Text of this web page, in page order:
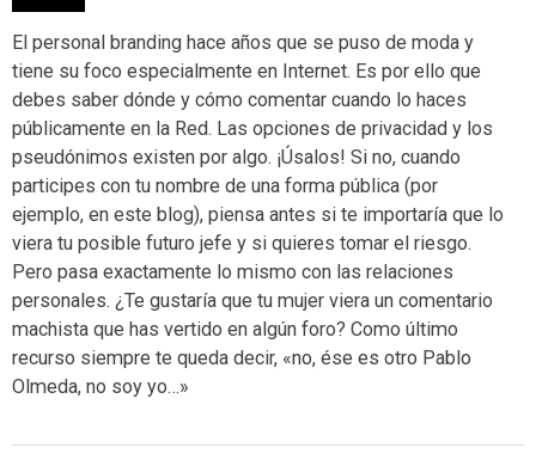
El personal branding hace años que se puso de moda y
tiene su foco especialmente en Internet. Es por ello que
debes saber dónde y cómo comentar cuando lo haces
públicamente en la Red. Las opciones de privacidad y los
pseudónimos existen por algo. ¡Úsalos! Si no, cuando
participes con tu nombre de una forma pública (por
ejemplo, en este blog), piensa antes si te importaría que lo
viera tu posible futuro jefe y si quieres tomar el riesgo.
Pero pasa exactamente lo mismo con las relaciones
personales. ¿Te gustaría que tu mujer viera un comentario
machista que has vertido en algún foro? Como último
recurso siempre te queda decir, «no, ése es otro Pablo
Olmeda, no soy yo…»